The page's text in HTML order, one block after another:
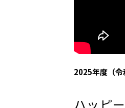
2025年度（
ハッピ